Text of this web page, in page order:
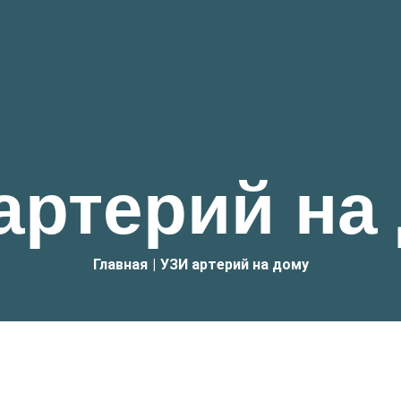
Главная | УЗИ артерий на дому